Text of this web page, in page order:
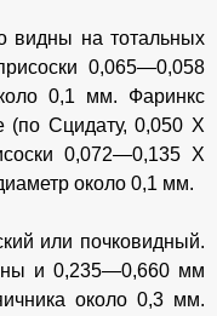
видны на тотальных
0,065—0,058
0,1 мм. Фаринкс
(по Сцидату, 0,050 X
0,072—0,135 X
около 0,1 мм.
или почковидный.
и 0,235—0,660 мм
около 0,3 мм.